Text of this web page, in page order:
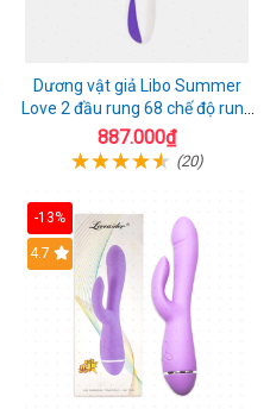
Dương vật giả Libo Summer
Love 2 đầu rung 68 chế độ rung
sạc pin thỏa mãn
887.000₫
(20)
-13%
4.7